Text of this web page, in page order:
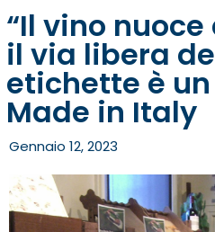
“Il vino
il via libera
etichette è
Made in Italy
Gennaio 12, 2023